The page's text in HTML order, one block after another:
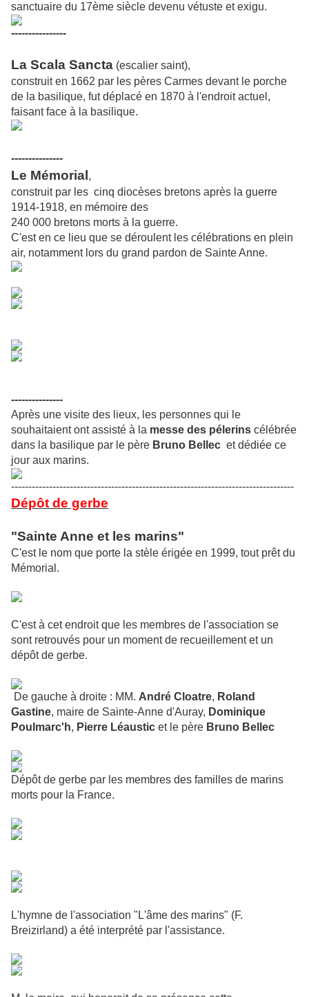
sanctuaire du 17ème siècle devenu vétuste et exigu.
----------------
La Scala Sancta (escalier saint),
construit en 1662 par les pères Carmes devant le porche
de la basilique, fut déplacé en 1870 à l'endroit actuel,
faisant face à la basilique.
---------------
Le Mémorial ,
construit par les cinq diocèses bretons après la guerre
1914-1918, en mémoire des
240 000 bretons morts à la guerre.
C'est en ce lieu que se déroulent les célébrations en plein
air, notamment lors du grand pardon de Sainte Anne.
---------------
Après une visite des lieux, les personnes qui le
souhaitaient ont assisté à la messe des pélerins célébrée
dans la basilique par le père Bruno Bellec et dédiée ce
jour aux marins.
----------------------------------------------------------------------------------
Dépôt de gerbe
"Sainte Anne et les marins"
C'est le nom que porte la stèle érigée en 1999, tout prêt du
Mémorial.
C'est à cet endroit que les membres de l'association se
sont retrouvés pour un moment de recueillement et un
dépôt de gerbe.
De gauche à droite : MM. André Cloatre, Roland
Gastine, maire de Sainte-Anne d'Auray, Dominique
Poulmarc'h, Pierre Léaustic et le père Bruno Bellec
Dépôt de gerbe par les membres des familles de marins
morts pour la France.
L'hymne de l'association "L'âme des marins" (F.
Breizirland) a été interprété par l'assistance.